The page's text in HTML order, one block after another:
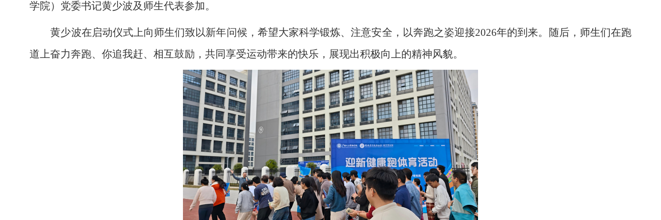
学院）党委书记黄少波及师生代表参加。
黄少波在启动仪式上向师生们致以新年问候，希望大家科学锻炼、注意安全，以奔跑之姿迎接2026年的到来。随后，师生们在跑
道上奋力奔跑、你追我赶、相互鼓励，共同享受运动带来的快乐，展现出积极向上的精神风貌。